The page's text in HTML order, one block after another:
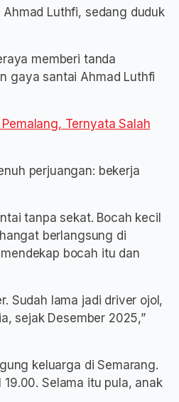
Luthfi, sedang duduk
memberi tanda
gaya santai Ahmad Luthfi
Ternyata Salah
perjuangan: bekerja
tanpa sekat. Bocah kecil
berlangsung di
bocah itu dan
Sudah lama jadi driver ojol,
sejak Desember 2025,”
keluarga di Semarang.
Selama itu pula, anak